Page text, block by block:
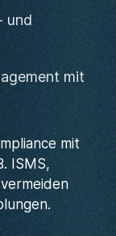
und
mit
mit
ISMS,